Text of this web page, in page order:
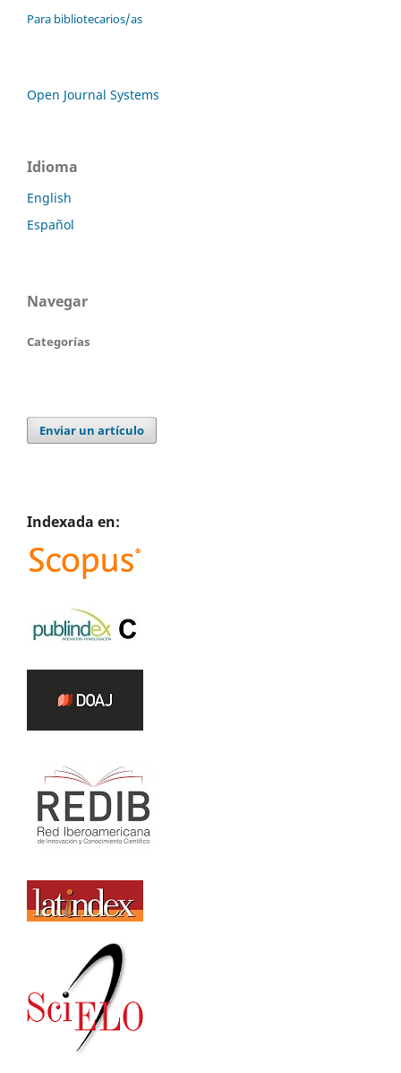
Para bibliotecarios/as
Open Journal Systems
Idioma
English
Español
Navegar
Categorías
Enviar un artículo
Indexada en: